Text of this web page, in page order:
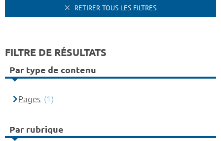
RETIRER TOUS LES FILTRES
FILTRE DE RÉSULTATS
Par type de contenu
Pages (1)
Par rubrique